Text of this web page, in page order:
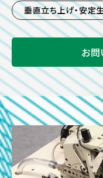
垂直立ち上げ・安定
お